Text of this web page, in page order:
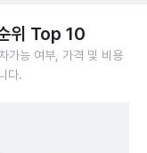
위 Top 10
가능 여부, 가격 및 비용
다.